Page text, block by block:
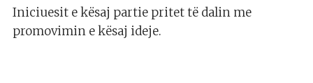
Iniciuesit e kësaj partie pritet të dalin me
promovimin e kësaj ideje.